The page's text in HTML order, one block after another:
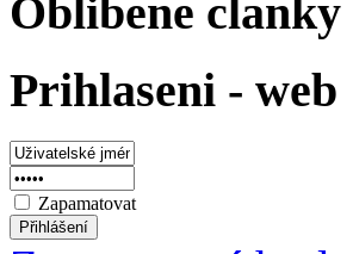
Oblibene clanky
Prihlaseni - web
Zapamatovat